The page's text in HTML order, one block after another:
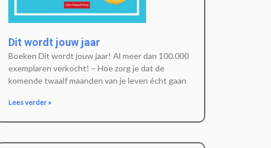
Dit wordt jouw jaar
Boeken Dit wordt jouw jaar! Al meer dan 100.000
exemplaren verkocht! – Hoe zorg je dat de
komende twaalf maanden van je leven écht gaan
Lees verder »